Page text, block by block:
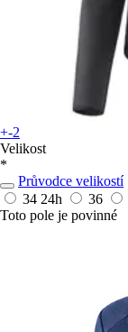
+-2
Velikost
*
Průvodce velikostí
34 24h 36
Toto pole je povinné